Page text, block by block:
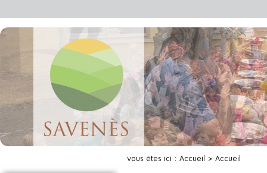
vous êtes ici : Accueil > Accueil